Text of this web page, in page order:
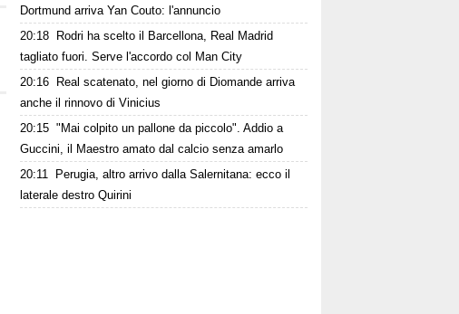
Dortmund arriva Yan Couto: l'annuncio
20:18
Rodri ha scelto il Barcellona, Real Madrid
tagliato fuori. Serve l'accordo col Man City
20:16
Real scatenato, nel giorno di Diomande arriva
anche il rinnovo di Vinicius
20:15 "Mai colpito un pallone da piccolo". Addio a
Guccini, il Maestro amato dal calcio senza amarlo
20:11
Perugia, altro arrivo dalla Salernitana: ecco il
laterale destro Quirini